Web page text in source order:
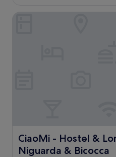
CiaoMi - Hostel &
Niguarda & Bicocca
CiaoMi - Hostel & Long
CiaoMi - Hostel & Long